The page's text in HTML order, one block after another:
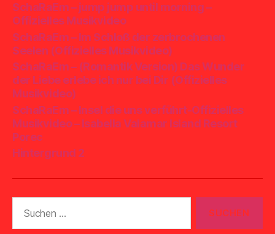
SchaRaEm – jump jump until morning –
Offizielles Musikvideo
SchaRaEm – Im Schloß der zerbrochenen
Seelen (Offizielles Musikvideo)
SchaRaEm – (Romantik Version) Das Wunder
der Liebe erlebe ich nur bei Dir (Offizielles
Musikvideo)
SchaRaEm – Insel die uns verführt-Offizielles
Musikvideo – Isabella Valamar Island Resort
Porec
Hintergrund 2
nach: